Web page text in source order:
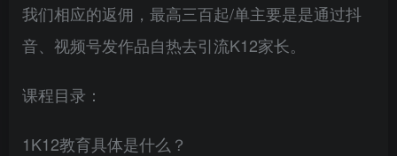
我们相应的返佣，最高三百起/单主要是是通过抖
音、视频号发作品自热去引流K12家长。
课程目录：
1K12教育具体是什么？